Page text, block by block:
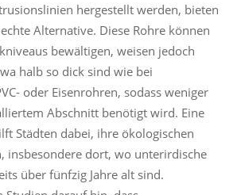
hergestellt werden, bieten
Alternative. Diese Rohre können
bewältigen, weisen jedoch
halb so dick sind wie bei
oder Eisenrohren, sodass weniger
Abschnitt benötigt wird. Eine
Städten dabei, ihre ökologischen
insbesondere dort, wo unterirdische
über fünfzig Jahre alt sind.